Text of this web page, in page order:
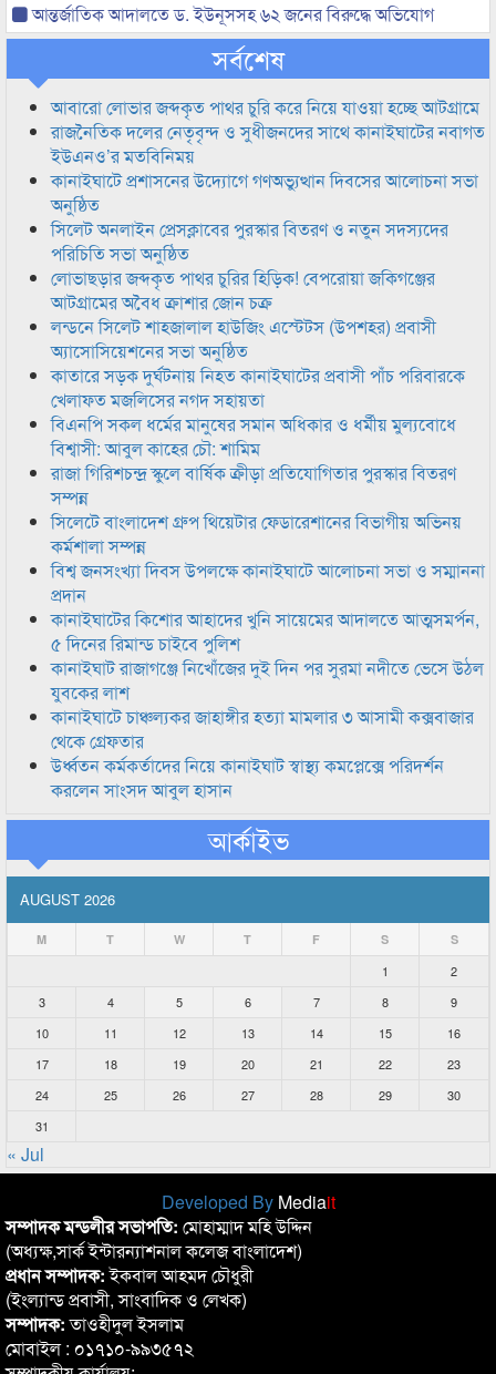
আন্তর্জাতিক আদালতে ড. ইউনূসসহ ৬২ জনের বিরুদ্ধে অভিযোগ
সর্বশেষ
আবারো লোভার জব্দকৃত পাথর চুরি করে নিয়ে যাওয়া হচ্ছে আটগ্রামে
রাজনৈতিক দলের নেতৃবৃন্দ ও সুধীজনদের সাথে কানাইঘাটের নবাগত
ইউএনও’র মতবিনিময়
কানাইঘাটে প্রশাসনের উদ্যোগে গণঅভ্যুত্থান দিবসের আলোচনা সভা
অনুষ্ঠিত
সিলেট অনলাইন প্রেসক্লাবের পুরস্কার বিতরণ ও নতুন সদস্যদের
পরিচিতি সভা অনুষ্ঠিত
লোভাছড়ার জব্দকৃত পাথর চুরির হিড়িক! বেপরোয়া জকিগঞ্জের
আটগ্রামের অবৈধ ক্রাশার জোন চক্র
লন্ডনে সিলেট শাহজালাল হাউজিং এস্টেটস (উপশহর) প্রবাসী
অ্যাসোসিয়েশনের সভা অনুষ্ঠিত
কাতারে সড়ক দুর্ঘটনায় নিহত কানাইঘাটের প্রবাসী পাঁচ পরিবারকে
খেলাফত মজলিসের নগদ সহায়তা
বিএনপি সকল ধর্মের মানুষের সমান অধিকার ও ধর্মীয় মুল্যবোধে
বিশ্বাসী: আবুল কাহের চৌ: শামিম
রাজা গিরিশচন্দ্র স্কুলে বার্ষিক ক্রীড়া প্রতিযোগিতার পুরস্কার বিতরণ
সম্পন্ন
সিলেটে বাংলাদেশ গ্রুপ থিয়েটার ফেডারেশানের বিভাগীয় অভিনয়
কর্মশালা সম্পন্ন
বিশ্ব জনসংখ্যা দিবস উপলক্ষে কানাইঘাটে আলোচনা সভা ও সম্মাননা
প্রদান
কানাইঘাটের কিশোর আহাদের খুনি সায়েমের আদালতে আত্মসমর্পন,
৫ দিনের রিমান্ড চাইবে পুলিশ
কানাইঘাট রাজাগঞ্জে নিখোঁজের দুই দিন পর সুরমা নদীতে ভেসে উঠল
যুবকের লাশ
কানাইঘাটে চাঞ্চল্যকর জাহাঙ্গীর হত্যা মামলার ৩ আসামী কক্সবাজার
থেকে গ্রেফতার
উর্ধ্বতন কর্মকর্তাদের নিয়ে কানাইঘাট স্বাস্থ্য কমপ্লেক্সে পরিদর্শন
করলেন সাংসদ আবুল হাসান
আর্কাইভ
AUGUST 2026
M T W T F S S
1
2
3
4 5 6 7 8
9
10
11 12 13 14 15
16
17
18 19 20 21 22
23
24
25 26 27 28 29
30
31
« Jul
Developed By Mediait
সম্পাদক মন্ডলীর সভাপতি: মোহাম্মাদ মহি উদ্দিন
(অধ্যক্ষ,সার্ক ইন্টারন্যাশনাল কলেজ বাংলাদেশ)
প্রধান সম্পাদক:ইকবাল আহমদ চৌধুরী
(ইংল্যান্ড প্রবাসী, সাংবাদিক ও লেখক)
সম্পাদক:তাওহীদুল ইসলাম
মোবাইল : ০১৭১০-৯৯৩৫৭২